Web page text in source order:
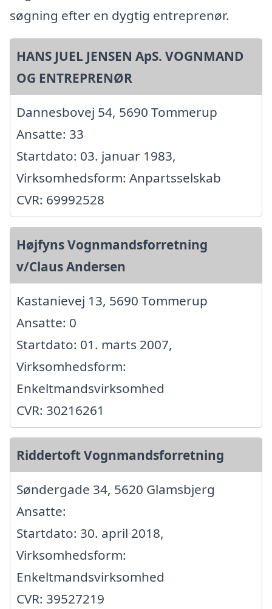
søgning efter en dygtig entreprenør.
HANS JUEL JENSEN ApS. VOGNMAND
OG ENTREPRENØR
Dannesbovej 54, 5690 Tommerup
Ansatte: 33
Startdato: 03. januar 1983,
Virksomhedsform: Anpartsselskab
CVR: 69992528
Højfyns Vognmandsforretning
v/Claus Andersen
Kastanievej 13, 5690 Tommerup
Ansatte: 0
Startdato: 01. marts 2007,
Virksomhedsform:
Enkeltmandsvirksomhed
CVR: 30216261
Riddertoft Vognmandsforretning
Søndergade 34, 5620 Glamsbjerg
Ansatte:
Startdato: 30. april 2018,
Virksomhedsform:
Enkeltmandsvirksomhed
CVR: 39527219